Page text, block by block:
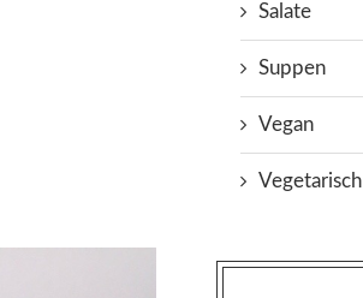
Salate
Suppen
Vegan
Vegetarisch